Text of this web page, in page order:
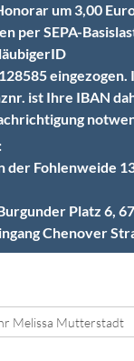
um 3,00
per SEPA-
eingezogen.
ist Ihre IBAN
der Fohlenweide
Platz 6,
Chenover